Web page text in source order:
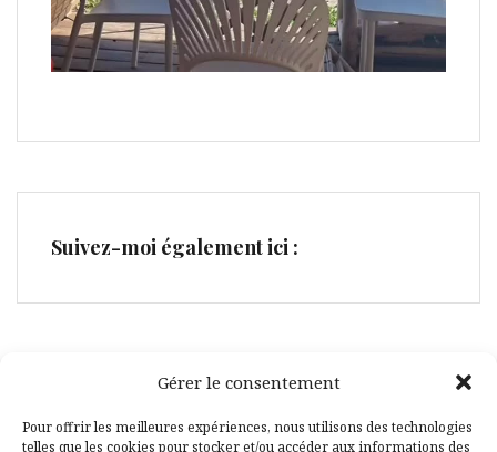
Gérer le consentement
Pour offrir les meilleures expériences, nous utilisons des technologies
telles que les cookies pour stocker et/ou accéder aux informations des
Suivez-moi également ici :
Facebook
Pinterest